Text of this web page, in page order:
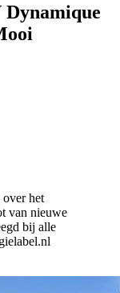
Dynamique
het
van nieuwe
bij alle